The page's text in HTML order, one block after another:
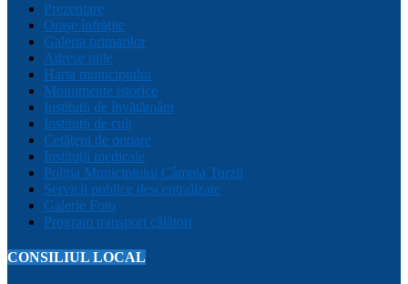
Prezentare
Orașe înfrățite
Galeria primarilor
Adrese utile
Harta municipiului
Monumente istorice
Instituții de învățământ
Instituții de cult
Cetățeni de onoare
Instituții medicale
Poliția Municipiului Câmpia Turzii
Servicii publice descentralizate
Galerie Foto
Program transport călători
CONSILIUL LOCAL